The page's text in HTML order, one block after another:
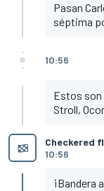
Pasan
séptima
10:56
Estos son
Stroll,
Checkered
10:56
¡Bandera